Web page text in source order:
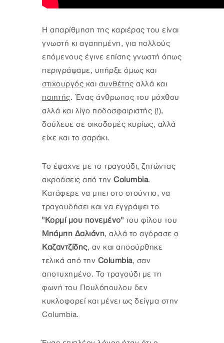
Η απαρίθμηση της καριέρας του είναι
γνωστή κι αγαπημένη, για πολλούς
επόμενους έγινε επίσης γνωστή όπως
περιγράψαμε, υπήρξε όμως και
στιχουργός και συνθέτης αλλά και
ποιητής. Ένας άνθρωπος του μόχθου
αλλά και λίγο ποδοσφαιριστής (!),
δούλευε σε οικοδομές κυρίως, αλλά
είχε και το σαράκι.
Το έψαχνε με το τραγούδι, ζητώντας
ακροάσεις από την Columbia.
Κατάφερε να μπει στο στούντιο, να
τραγουδήσει και να εγγράψει το
"Κορμί μου πονεμένο" του φίλου του
Μπάμπη Δαλιάνη, αλλά το αγόρασε ο
Καζαντζίδης, αν και αποσύρθηκε
τελικά από την Columbia, σαν
αποτυχημένο. Το τραγούδι με τη
φωνή του Πουλόπουλου δεν
κυκλοφορεί και μένει ως δείγμα στην
Columbia.